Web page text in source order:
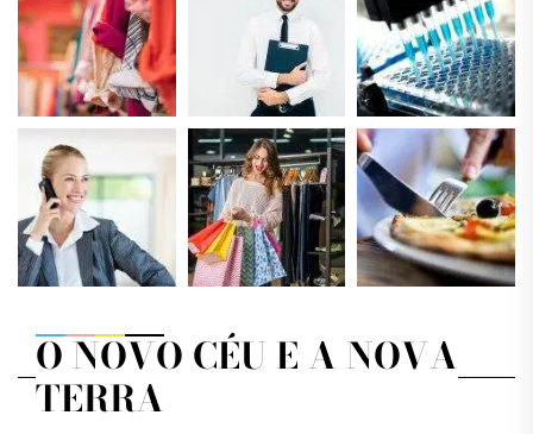
O NOVO CÉU E A NOVA
TERRA